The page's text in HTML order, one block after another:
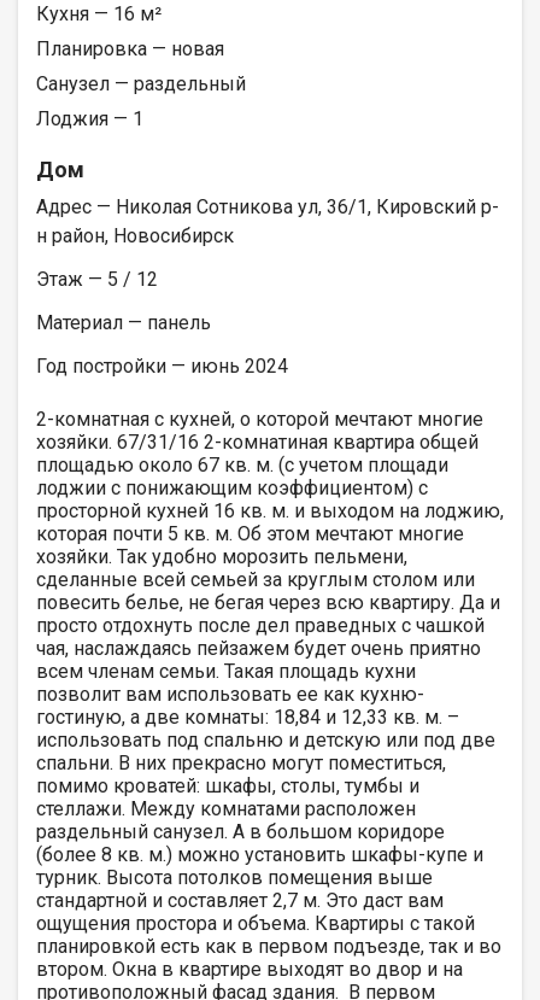
Кухня — 16 м²
Планировка — новая
Санузел — раздельный
Лоджия — 1
Дом
Адрес — Николая Сотникова ул, 36/1, Кировский р-
н район, Новосибирск
Этаж — 5 / 12
Материал — панель
Год постройки — июнь 2024
2-комнатная с кухней, о которой мечтают многие
хозяйки. 67/31/16 2-комнатиная квартира общей
площадью около 67 кв. м. (с учетом площади
лоджии с понижающим коэффициентом) с
просторной кухней 16 кв. м. и выходом на лоджию,
которая почти 5 кв. м. Об этом мечтают многие
хозяйки. Так удобно морозить пельмени,
сделанные всей семьей за круглым столом или
повесить белье, не бегая через всю квартиру. Да и
просто отдохнуть после дел праведных с чашкой
чая, наслаждаясь пейзажем будет очень приятно
всем членам семьи. Такая площадь кухни
позволит вам использовать ее как кухню-
гостиную, а две комнаты: 18,84 и 12,33 кв. м. –
использовать под спальню и детскую или под две
спальни. В них прекрасно могут поместиться,
помимо кроватей: шкафы, столы, тумбы и
стеллажи. Между комнатами расположен
раздельный санузел. А в большом коридоре
(более 8 кв. м.) можно установить шкафы-купе и
турник. Высота потолков помещения выше
стандартной и составляет 2,7 м. Это даст вам
ощущения простора и объема. Квартиры с такой
планировкой есть как в первом подъезде, так и во
втором. Окна в квартире выходят во двор и на
противоположный фасад здания. В первом